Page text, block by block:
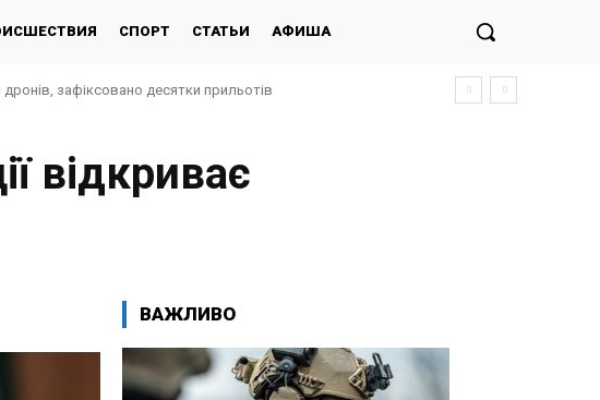
СПОРТ СТАТЬИ АФИША
зафіксовано десятки прильотів
відкриває
ВАЖЛИВО